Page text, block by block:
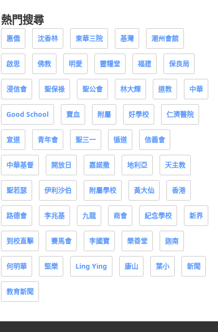
熱門搜尋
惠僑 沈香林 東華三院 基灣 潮州會館
啟思 佛教 明愛 靈糧堂 福建 保良局
浸信會 聖保祿 聖公會 林大輝 道教 中華
Good School 寶血 附屬 好學校 仁濟醫院
宣道 青年會 聖三一 循道 信義會
中華基督 開放日 嘉諾撒 地利亞 天主教
聖若瑟 伊利沙伯 附屬學校 黃大仙 香港
路德會 李兆基 九龍 商會 紀念學校 新界
到校直擊 賽馬會 李國寶 樂善堂 迦南
何明華 堅樂 Ling Ying 康山 葉小 新聞
教育新聞